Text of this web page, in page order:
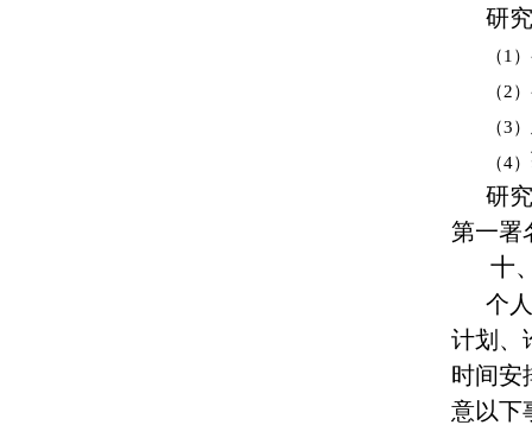
研
（1）
（2）
（3）
（4）
研
第一署
十
个
计划、
时间安
意以下